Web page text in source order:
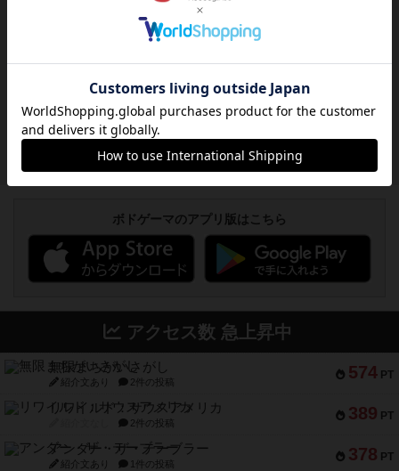
ピタッコカルタ
ボドゲ相席会でプレイしましたひらがなが書かれ
たカードを2枚まで手をつけ...
ルール/インスト
画像付き 充実
ノームズ・アット・ナイト
ベネボレンス女王は、忠実な臣民を称えるための
祝宴を開こうとしています。...
約14時間前 by jurong
ボドゲーマのアプリ版はこちら
アクセス数 急上昇中
574 PT
無限まちがいさがし
紹介文あり 2件の投稿
389 PT
リワイルド：サウスアメリカ
2件の投稿
378 PT
アンダー・ザ・テーブラー
紹介文あり 1件の投稿